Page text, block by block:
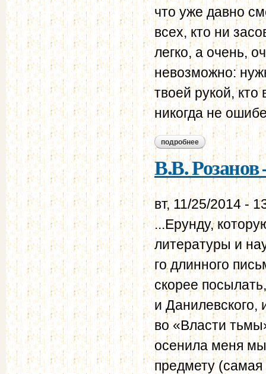
что уже давно
всех, кто ни
легко, а очень,
невозможно:
твоей рукой,
никогда не
подробнее о в.в. розанов –
В.В. Розанов
вт, 11/25/2014 -
...Ерунду,
литературы и
го длинного
скорее
и Данилевского,
во «Власти
осенила меня
предмету